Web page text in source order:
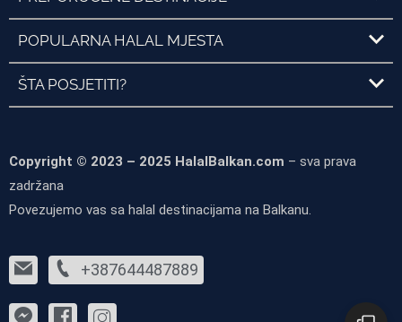
POPULARNA HALAL MJESTA
ŠTA POSJETITI?
Copyright © 2023 – 2025 HalalBalkan.com – sva prava
zadržana
Povezujemo vas sa halal destinacijama na Balkanu.
+387644487889